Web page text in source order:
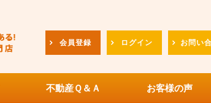
会員登録 ログイン お問い
不動産Ｑ＆Ａ お客様の声